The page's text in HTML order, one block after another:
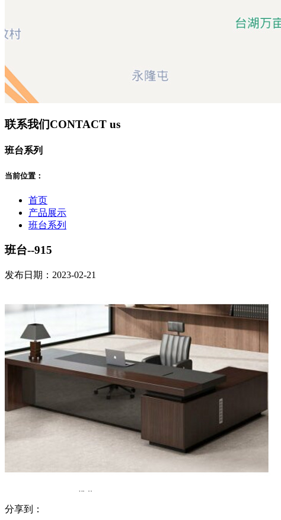
联系我们CONTACT us
班台系列
当前位置：
首页
产品展示
班台系列
班台--915
发布日期：2023-02-21
分享到：